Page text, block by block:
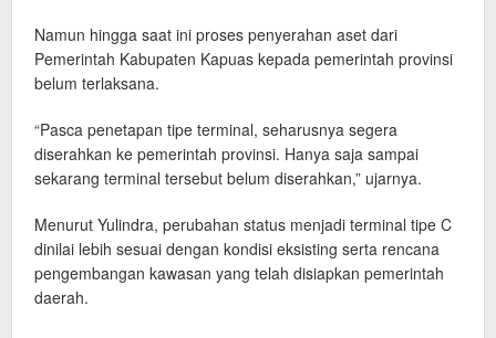
Namun hingga saat ini proses penyerahan aset dari
Pemerintah Kabupaten Kapuas kepada pemerintah provinsi
belum terlaksana.
“Pasca penetapan tipe terminal, seharusnya segera
diserahkan ke pemerintah provinsi. Hanya saja sampai
sekarang terminal tersebut belum diserahkan,” ujarnya.
Menurut Yulindra, perubahan status menjadi terminal tipe C
dinilai lebih sesuai dengan kondisi eksisting serta rencana
pengembangan kawasan yang telah disiapkan pemerintah
daerah.